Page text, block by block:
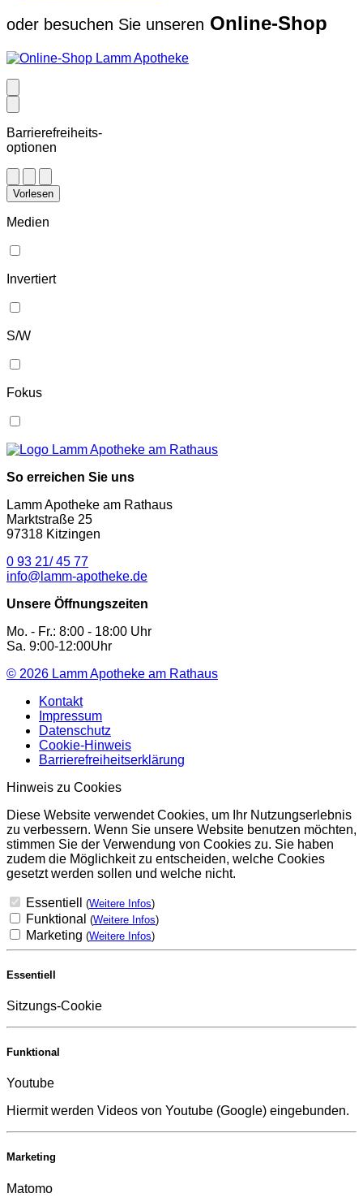
oder besuchen Sie unseren Online-Shop
Barrierefreiheits-
optionen
Vorlesen
Medien
Invertiert
S/W
Fokus
So erreichen Sie uns
Lamm Apotheke am Rathaus
Marktstraße 25
97318 Kitzingen
0 93 21/ 45 77
info@lamm-apotheke.de
Unsere Öffnungszeiten
Mo. - Fr.: 8:00 - 18:00 Uhr
Sa. 9:00-12:00Uhr
© 2026 Lamm Apotheke am Rathaus
Kontakt
Impressum
Datenschutz
Cookie-Hinweis
Barrierefreiheitserklärung
Hinweis zu Cookies
Diese Website verwendet Cookies, um Ihr Nutzungserlebnis
zu verbessern. Wenn Sie unsere Website benutzen möchten,
stimmen Sie der Verwendung von Cookies zu. Sie haben
zudem die Möglichkeit zu entscheiden, welche Cookies
gesetzt werden sollen und welche nicht.
Essentiell (Weitere Infos)
Funktional (Weitere Infos)
Marketing (Weitere Infos)
Essentiell
Sitzungs-Cookie
Funktional
Youtube
Hiermit werden Videos von Youtube (Google) eingebunden.
Marketing
Matomo